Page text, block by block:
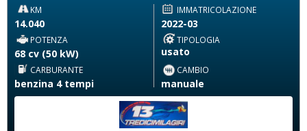
KM
14.040
IMMATRICOLAZIONE
2022-03
POTENZA
68 cv (50 kW)
TIPOLOGIA
usato
CARBURANTE
benzina 4 tempi
CAMBIO
manuale